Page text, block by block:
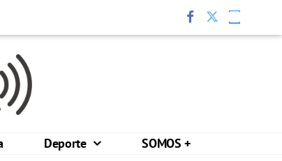
Deporte SOMOS +